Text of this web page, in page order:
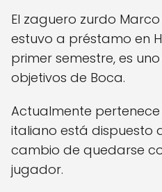
El zaguero zurdo
estuvo a préstamo en
primer semestre, es
objetivos de Boca.
Actualmente
italiano está dispuesto
cambio de quedarse
jugador.